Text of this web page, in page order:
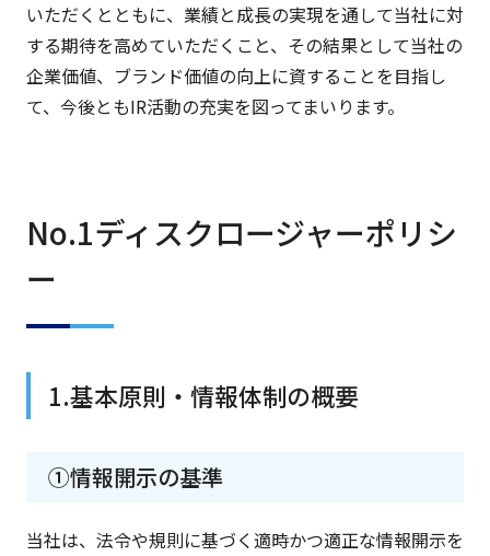
いただくとともに、業績と成長の実現を通して当社に対
する期待を高めていただくこと、その結果として当社の
企業価値、ブランド価値の向上に資することを目指し
て、今後ともIR活動の充実を図ってまいります。
No.1ディスクロージャーポリシ
ー
1.基本原則・情報体制の概要
①情報開示の基準
当社は、法令や規則に基づく適時かつ適正な情報開示を